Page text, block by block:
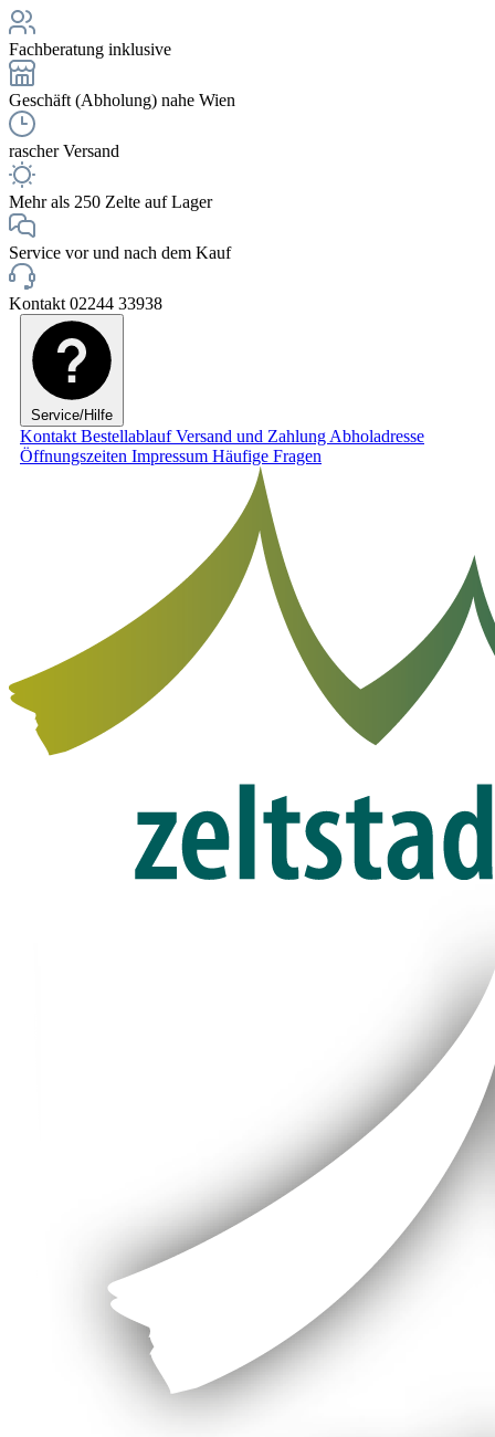
Fachberatung inklusive
Geschäft (Abholung) nahe Wien
rascher Versand
Mehr als 250 Zelte auf Lager
Service vor und nach dem Kauf
Kontakt 02244 33938
Service/Hilfe
Kontakt BestellablaufVersand und Zahlung Abholadresse
Öffnungszeiten Impressum Häufige Fragen